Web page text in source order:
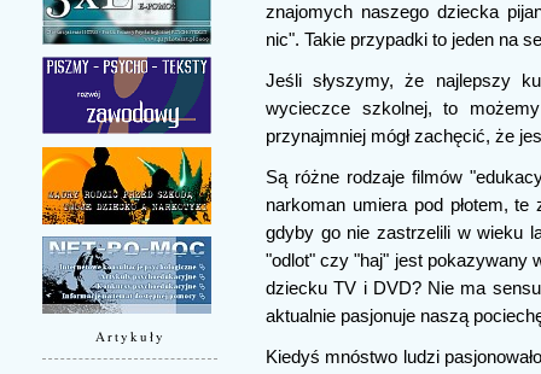
Artykuły
znajomych naszego dziecka
nic". Takie przypadki to jeden na
Jeśli słyszymy, że najlepszy
wycieczce szkolnej, to
przynajmniej mógł zachęcić, że
Są różne rodzaje filmów
narkoman umiera pod płotem, te
gdyby go nie zastrzelili w wieku
"odlot" czy "haj" jest pokazywany
dziecku TV i DVD? Nie ma
aktualnie pasjonuje naszą
Kiedyś mnóstwo ludzi